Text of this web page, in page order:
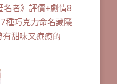
者》評價+劇情8
種巧克力命名藏隱
甜味又療癒的